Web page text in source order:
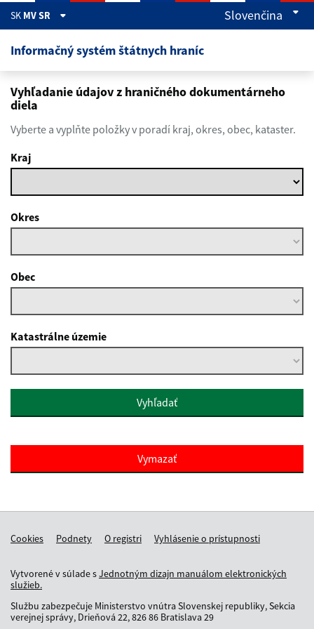
Preskočiť na hlavný obsah
SK MV SR Slovenčina
Informačný systém štátnych hraníc
Vyhľadanie údajov z hraničného dokumentárneho
diela
Vyberte a vyplňte položky v poradí kraj, okres, obec, kataster.
Kraj
Okres
Obec
Katastrálne územie
Cookies Podnety O registri Vyhlásenie o prístupnosti
Vytvorené v súlade sJednotným dizajn manuálom elektronických
služieb.
Službu zabezpečuje Ministerstvo vnútra Slovenskej republiky, Sekcia
verejnej správy, Drieňová 22, 826 86 Bratislava 29